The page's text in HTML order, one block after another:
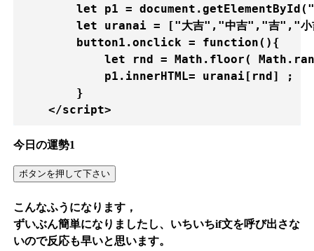
let p1 =
let uranai = ["大吉","中吉","吉","
        button1.onclick = function(){
let rnd = Math.floor(
            p1.innerHTML= uranai[rnd] ;
        }
今日の運勢1
こんなふうになります，
ずいぶん簡単になりましたし、いちいちif文を呼び出さな
いので反応も早いと思います。